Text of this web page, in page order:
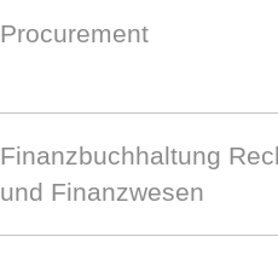
Procurement
Finanzbuchhaltung
und Finanzwesen